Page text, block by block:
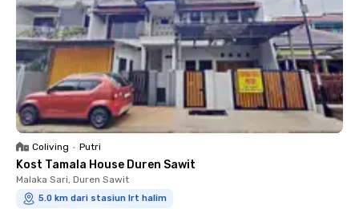
Coliving • Putri
Kost Tamala House Duren Sawit
Malaka Sari, Duren Sawit
5.0 km dari stasiun lrt halim